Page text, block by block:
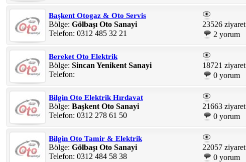
Başkent Otogaz & Oto Servis
Bölge: Gölbaşı Oto Sanayi
Telefon: 0312 485 32 21
23526 ziyaret
2 yorum
Bereket Oto Elektrik
Bölge: Sincan Yenikent Sanayi
Telefon:
18721 ziyaret
0 yorum
Bilgin Oto Elektrik Hırdavat
Bölge: Başkent Oto Sanayi
Telefon: 0312 278 61 50
21663 ziyaret
0 yorum
Bilgin Oto Tamir & Elektrik
Bölge: Gölbaşı Oto Sanayi
Telefon: 0312 484 58 38
22057 ziyaret
0 yorum